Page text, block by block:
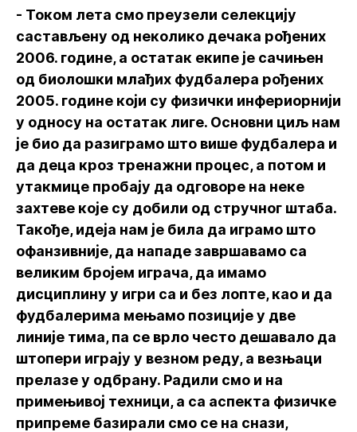
- Током лета смо преузели селекцију
састављену од неколико дечака рођених
2006. године, а остатак екипе је сачињен
од биолошки млађих фудбалера рођених
2005. године који су физички инфериорнији
у односу на остатак лиге. Основни циљ нам
је био да разиграмо што више фудбалера и
да деца кроз тренажни процес, а потом и
утакмице пробају да одговоре на неке
захтеве које су добили од стручног штаба.
Такође, идеја нам је била да играмо што
офанзивније, да нападе завршавамо са
великим бројем играча, да имамо
дисциплину у игри са и без лопте, као и да
фудбалерима мењамо позиције у две
линије тима, па се врло често дешавало да
штопери играју у везном реду, а везњаци
прелазе у одбрану. Радили смо и на
примењивој техници, а са аспекта физичке
припреме базирали смо се на снази,